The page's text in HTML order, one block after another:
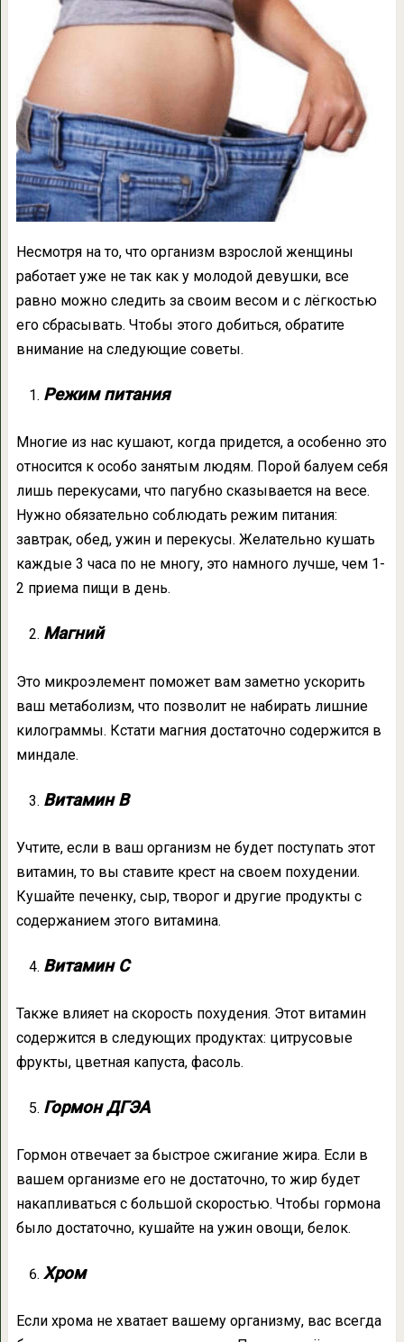
Несмотря на то, что организм взрослой женщины
работает уже не так как у молодой девушки, все
равно можно следить за своим весом и с лёгкостью
его сбрасывать. Чтобы этого добиться, обратите
внимание на следующие советы.
Режим питания
Многие из нас кушают, когда придется, а особенно это
относится к особо занятым людям. Порой балуем себя
лишь перекусами, что пагубно сказывается на весе.
Нужно обязательно соблюдать режим питания:
завтрак, обед, ужин и перекусы. Желательно кушать
каждые 3 часа по не многу, это намного лучше, чем 1-
2 приема пищи в день.
Магний
Это микроэлемент поможет вам заметно ускорить
ваш метаболизм, что позволит не набирать лишние
килограммы. Кстати магния достаточно содержится в
миндале.
Витамин B
Учтите, если в ваш организм не будет поступать этот
витамин, то вы ставите крест на своем похудении.
Кушайте печенку, сыр, творог и другие продукты с
содержанием этого витамина.
Витамин C
Также влияет на скорость похудения. Этот витамин
содержится в следующих продуктах: цитрусовые
фрукты, цветная капуста, фасоль.
Гормон ДГЭА
Гормон отвечает за быстрое сжигание жира. Если в
вашем организме его не достаточно, то жир будет
накапливаться с большой скоростью. Чтобы гормона
было достаточно, кушайте на ужин овощи, белок.
Хром
Если хрома не хватает вашему организму, вас всегда